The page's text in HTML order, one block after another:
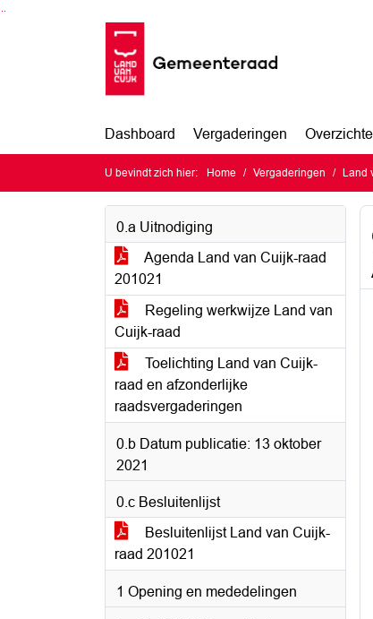
Ga naar de inhoud van deze pagina
Ga naar het zoeken
Ga naar het menu
Dashboard Vergaderingen
U bevindt zich hier: Home Vergaderingen Land
0.a Uitnodiging
Agenda Land van Cuijk-raad
201021
Regeling werkwijze Land van
Cuijk-raad
Toelichting Land van Cuijk-
raad en afzonderlijke
raadsvergaderingen
0.b Datum publicatie: 13 oktober
2021
0.c Besluitenlijst
Besluitenlijst Land van Cuijk-
raad 201021
1 Opening en mededelingen